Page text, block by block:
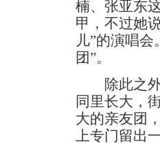
楠、张亚东
甲，不过她
儿”的演唱
团”。
除此之外
同里长大，
大的亲友团
上专门留出